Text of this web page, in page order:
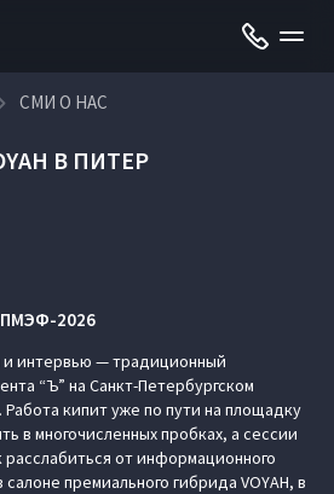
СМИ О НАС
В ПИТЕР
ПМЭФ-2026
и интервью — традиционный
“Ъ” на Санкт-Петербургском
кипит уже по пути на площадку
в многочисленных пробках, а сессии
от информационного
премиального гибрида VOYAH, в